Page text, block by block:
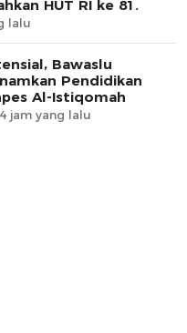
HUT RI ke 81.
lalu
Bawaslu
Pendidikan
Al-Istiqomah
jam yang lalu